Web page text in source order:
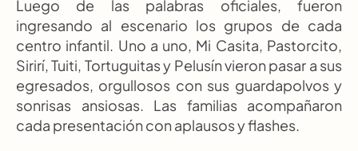
Luego de las palabras oficiales, fueron
ingresando al escenario los grupos de cada
centro infantil. Uno a uno, Mi Casita, Pastorcito,
Sirirí, Tuiti, Tortuguitas y Pelusín vieron pasar a sus
egresados, orgullosos con sus guardapolvos y
sonrisas ansiosas. Las familias acompañaron
cada presentación con aplausos y flashes.